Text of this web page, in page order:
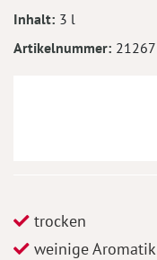
Inhalt 3 l
Artikelnummer 21267
trocken
weinige Aromatik